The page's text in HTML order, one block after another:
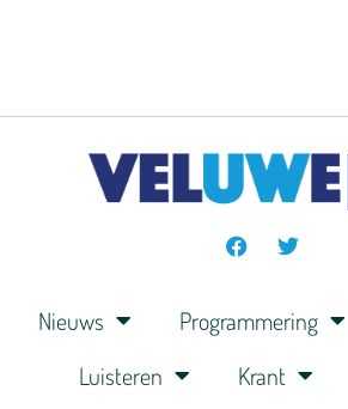
Nieuws Programmering
Luisteren
Krant